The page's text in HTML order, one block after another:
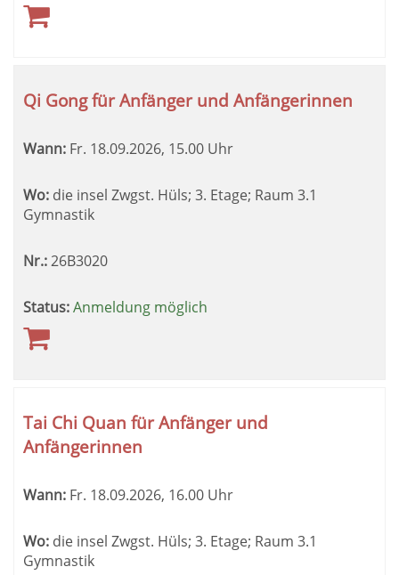
Qi Gong für Anfänger und Anfängerinnen
Wann: Fr. 18.09.2026, 15.00 Uhr
Wo: die insel Zwgst. Hüls; 3. Etage; Raum 3.1
Gymnastik
Nr.:26B3020
Status:Anmeldung möglich
Tai Chi Quan für Anfänger und
Anfängerinnen
Wann: Fr. 18.09.2026, 16.00 Uhr
Wo: die insel Zwgst. Hüls; 3. Etage; Raum 3.1
Gymnastik